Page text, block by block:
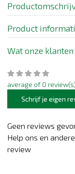
Product
Wat onze klanten
average of 0 review(s)
Schrijf je eigen
Geen reviews
Help ons en
review